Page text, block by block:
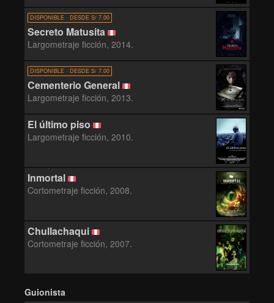
DISPONIBLE · DESDE S/ 7.00
Secreto Matusita
Largometraje ficción, 2014.
DISPONIBLE · DESDE S/ 7.00
Cementerio General
Largometraje ficción, 2013.
El último piso
Largometraje ficción, 2010.
Inmortal
Cortometraje ficción, 2008.
Chullachaqui
Cortometraje ficción, 2007.
Guionista